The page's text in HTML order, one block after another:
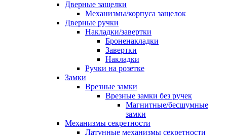
Дверные защелки
Механизмы/корпуса защелок
Дверные ручки
Накладки/завертки
Броненакладки
Завертки
Накладки
Ручки на розетке
Замки
Врезные замки
Врезные замки без ручек
Магнитные/бесшумные
замки
Механизмы секретности
Латунные механизмы секретности